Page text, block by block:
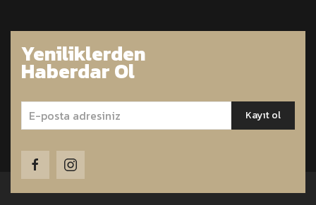
Yeniliklerden
Haberdar Ol